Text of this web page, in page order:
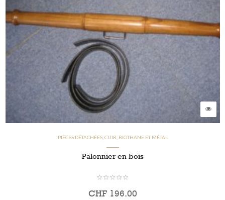
PIÈCES DÉTACHÉES, CUIR, BIOTHANE ET MÉTAL
Palonnier en bois
CHF196.00